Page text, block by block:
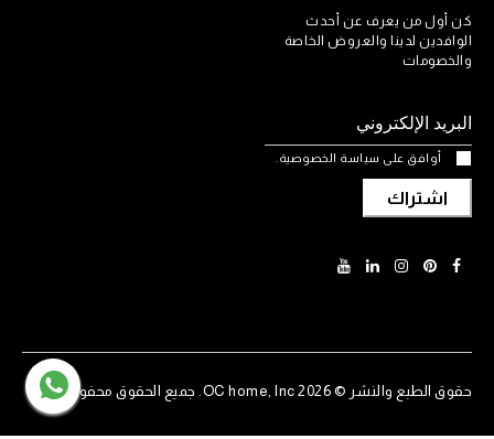
كن أول من يعرف عن أحدث
الوافدين لدينا والعروض الخاصة
والخصومات
أوافق على سياسة الخصوصية.
اشتراك
حقوق الطبع والنشر © 2026 OC home, Inc. جميع الحقوق محفوظة.